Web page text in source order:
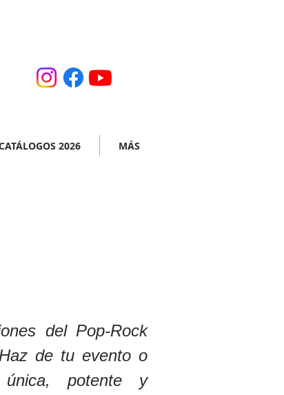
2026 MÁS
del Pop-Rock
de tu evento o
única, potente y